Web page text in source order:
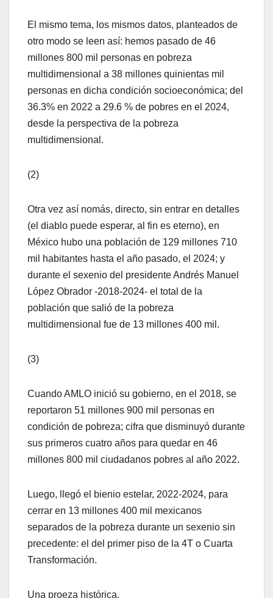
El mismo tema, los mismos datos, planteados de
otro modo se leen así: hemos pasado de 46
millones 800 mil personas en pobreza
multidimensional a 38 millones quinientas mil
personas en dicha condición socioeconómica; del
36.3% en 2022 a 29.6 % de pobres en el 2024,
desde la perspectiva de la pobreza
multidimensional.
(2)
Otra vez así nomás, directo, sin entrar en detalles
(el diablo puede esperar, al fin es eterno), en
México hubo una población de 129 millones 710
mil habitantes hasta el año pasado, el 2024; y
durante el sexenio del presidente Andrés Manuel
López Obrador -2018-2024- el total de la
población que salió de la pobreza
multidimensional fue de 13 millones 400 mil.
(3)
Cuando AMLO inició su gobierno, en el 2018, se
reportaron 51 millones 900 mil personas en
condición de pobreza; cifra que disminuyó durante
sus primeros cuatro años para quedar en 46
millones 800 mil ciudadanos pobres al año 2022.
Luego, llegó el bienio estelar, 2022-2024, para
cerrar en 13 millones 400 mil mexicanos
separados de la pobreza durante un sexenio sin
precedente: el del primer piso de la 4T o Cuarta
Transformación.
Una proeza histórica.